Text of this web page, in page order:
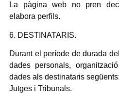
La pàgina web no pren
elabora perfils.
6. DESTINATARIS.
Durant el període de durada
dades personals,
dades als destinataris següents:
Jutges i Tribunals.